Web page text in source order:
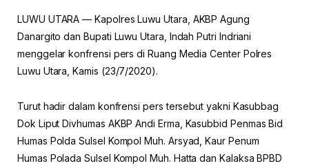
LUWU UTARA — Kapolres Luwu Utara, AKBP Agung
Danargito dan Bupati Luwu Utara, Indah Putri Indriani
menggelar konfrensi pers di Ruang Media Center Polres
Luwu Utara, Kamis (23/7/2020).
Turut hadir dalam konfrensi pers tersebut yakni Kasubbag
Dok Liput Divhumas AKBP Andi Erma, Kasubbid Penmas Bid
Humas Polda Sulsel Kompol Muh. Arsyad, Kaur Penum
Humas Polada Sulsel Kompol Muh. Hatta dan Kalaksa BPBD